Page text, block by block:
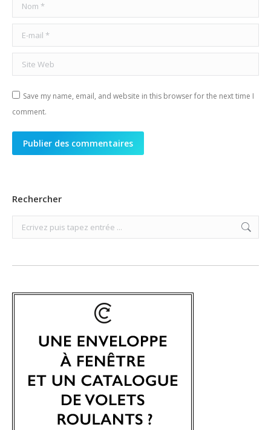
E-mail *
Site Web
Save my name, email, and website in this browser for the next time I
comment.
Publier des commentaires
Rechercher
Search: